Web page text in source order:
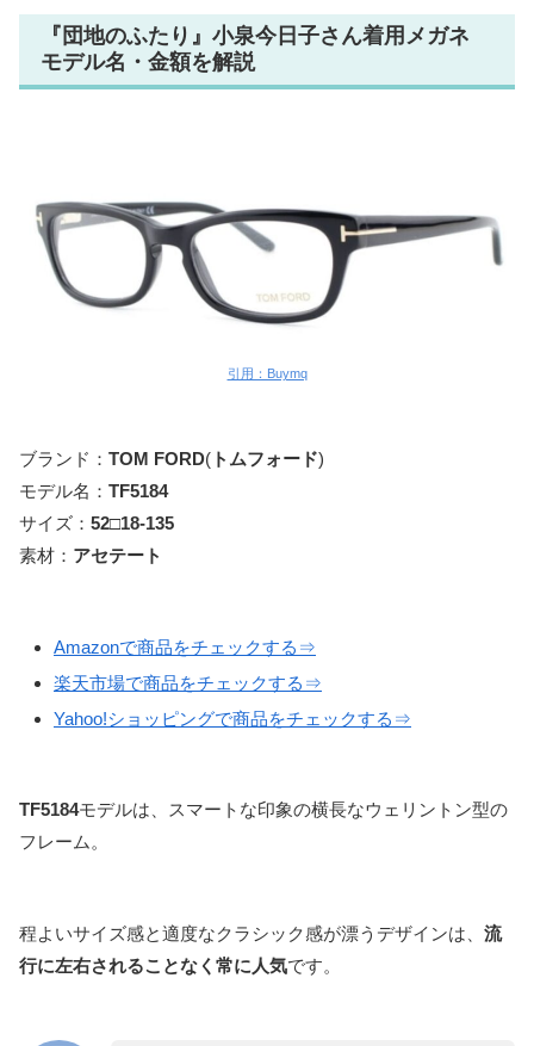
『団地のふたり』小泉今日子さん着用メガネ
モデル名・金額を解説
引用：Buymq
ブランド： TOM FORD( トムフォード)
モデル名： TF5184
サイズ： 52□18-135
素材： アセテート
Amazonで商品をチェックする⇒
楽天市場で商品をチェックする⇒
Yahoo!ショッピングで商品をチェックする⇒
TF5184モデルは、スマートな印象の横長なウェリントン型の
フレーム。
程よいサイズ感と適度なクラシック感が漂うデザインは、 流
行に左右されることなく常に人気です。